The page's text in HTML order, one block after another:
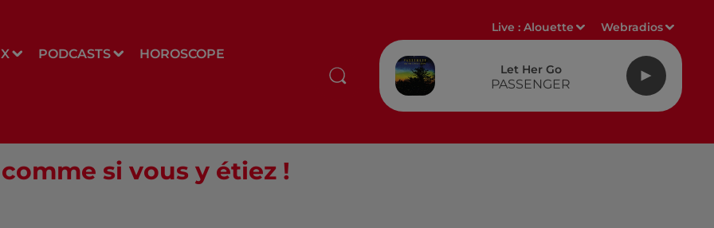
PODCASTS HOROSCOPE
Live :Alouette Webradios
Let Her Go
PASSENGER
si vous y étiez !